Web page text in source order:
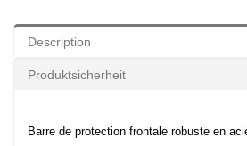
Description
Produktsicherheit
Barre de protection frontale robuste en